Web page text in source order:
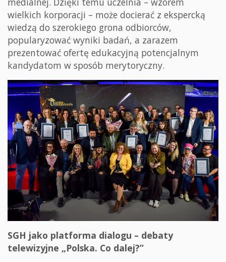
wielkich korporacji – może docierać z ekspercką
wiedzą do szerokiego grona odbiorców,
popularyzować wyniki badań, a zarazem
prezentować ofertę edukacyjną potencjalnym
kandydatom w sposób merytoryczny.
SGH jako platforma dialogu – debaty
telewizyjne „Polska. Co dalej?”